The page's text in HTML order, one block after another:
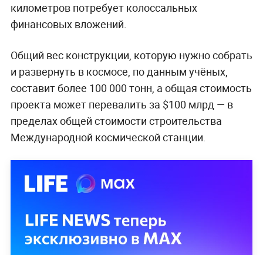
километров потребует колоссальных
финансовых вложений.
Общий вес конструкции, которую нужно собрать
и развернуть в космосе, по данным учёных,
составит более 100 000 тонн, а общая стоимость
проекта может перевалить за $100 млрд — в
пределах общей стоимости строительства
Международной космической станции.